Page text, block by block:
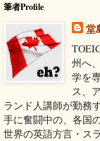
筆者Profile
堂
州へ
学を
ス、
ランド人講師が勤務
手に奮闘中の、各国
世界の英語方言・ス